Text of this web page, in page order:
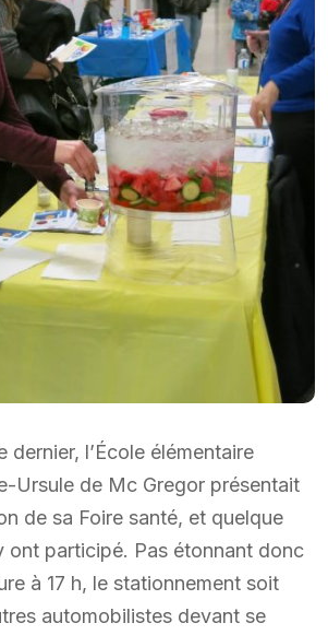
dernier, l’École élémentaire
Ursule de Mc Gregor présentait
de sa Foire santé, et quelque
ont participé. Pas étonnant donc
à 17 h, le stationnement soit
automobilistes devant se